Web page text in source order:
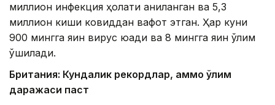
миллион инфекция ҳолати аниқланган ва 5,3
миллион киши ковиддан вафот этган. Ҳар куни
900 мингга яқин вирус юқади ва 8 мингга яқин ўлим
қўшилади.
Британия: Кундалик рекордлар, аммо ўлим
даражаси паст